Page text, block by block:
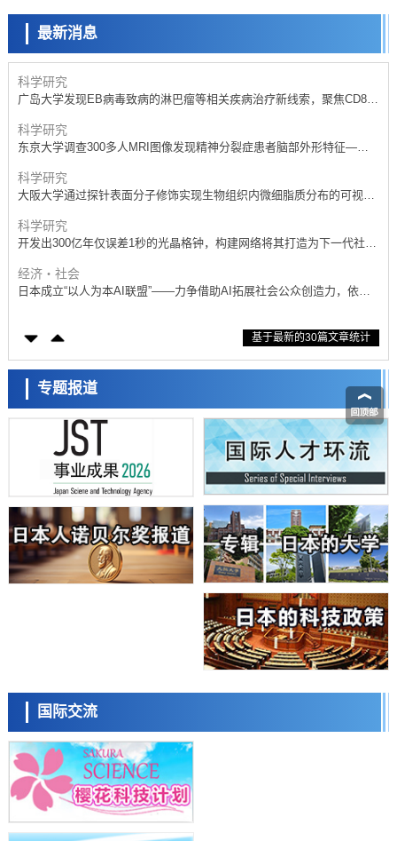
最新消息
政策
日本内阁会议通过《2026年综合创新战略》，将统筹推进科学研究与成
果转化
科学研究
广岛大学发现EB病毒致病的淋巴瘤等相关疾病治疗新线索，聚焦CD80
科学研究
东京大学调查300多人MRI图像发现精神分裂症患者脑部外形特征——
科学研究
大阪大学通过探针表面分子修饰实现生物组织内微细脂质分布的可视
科学研究
开发出300亿年仅误差1秒的光晶格钟，构建网络将其打造为下一代社会
经济・社会
日本成立“以人为本AI联盟”——力争借助AI拓展社会公众创造力，依托
大阪大学开发出膜脂质可视化工具，使脂质探针的高效开发成为可能
科学研究
立教大学在试管内构建长链人工基因组DNA自我复制系统，有望实现携
带大量基因的人工细胞
日本科研费增设国际共同研究强化新类别，促进青年研究人员赴海外开
经济・社会
铁道综研新任理事长芦谷公稔：依托超导和防灾等核心优势服务社会
科学研究
东京大学通过叶绿体基因组编辑技术强化碳固定酶，成功提高光合作用
能力与生产力
科学研究
藤田医科大学等成功鉴定出非结核分枝杆菌生存的必需基因，首次揭示
【AI法下篇】如何应对AI的不可控性——中央大学平野晋教授专访
的具体对策
科学研究
大阪大学开发基于水氢键网络的温度预测新方法，AI从分子排列信息中
高精度解读
经济・社会
【AI法上篇】如何对“将人生交给AI”保持危机感——中央大学平野晋教
授专访
科学研究
庆应义塾大学阐明脑内“游击手”小胶质细胞包裹保护受损神经细胞的机
制，有望用于开发阿尔茨海默病等疾病疗法
基于最新的30篇文章统计
专题报道
国际交流
流员
小岩井忠道